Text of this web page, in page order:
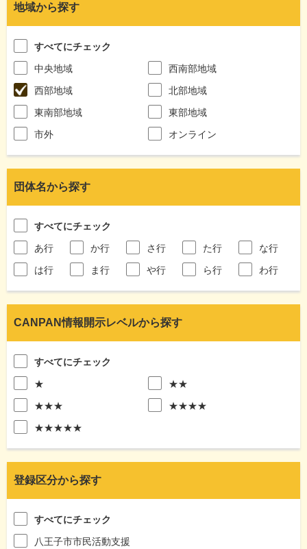
地域から探す
すべてにチェック
中央地域
西南部地域
西部地域
北部地域
東南部地域
東部地域
市外
オンライン
団体名から探す
すべてにチェック
あ行
か行 さ行 た行
な行
は行
ま行 や行 ら行 わ行
CANPAN情報開示レベルから探す
すべてにチェック
★
★★
★★★
★★★★
★★★★★
登録区分から探す
すべてにチェック
八王子市市民活動支援